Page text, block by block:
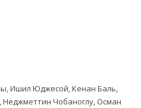
Ишил Юджесой, Кенан Баль,
Чобаноглу, Осман